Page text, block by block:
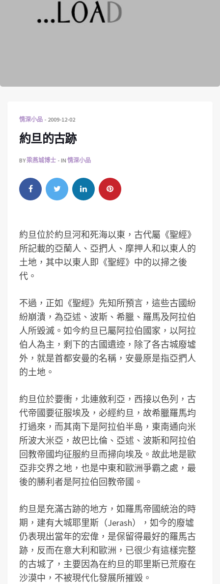
情深小品 2009-12-02
約旦的古跡
BY梁燕城博士 IN 情深小品
約旦位於約旦河和死海以東，古代屬《聖經》
所記載的亞蘭人、亞捫人、摩押人和以東人的
土地，其中以東人即《聖經》中的以掃之後
代。
不過，正如《聖經》先知所預言，這些古國紛
紛崩潰，為亞述、波斯、希臘、羅馬及阿拉伯
人所毀滅。如今約旦已屬阿拉伯國家，以阿拉
伯人為主，剩下的古國遺迹，除了各古城廢墟
外，就是首都安曼的名稱，安曼原是指亞捫人
的土地。
約旦位於要衝，北連敘利亞，西接以色列，古
代帝國要征服埃及，必經約旦，故希臘羅馬均
打過來，而其南下是阿拉伯半島，東南通向米
所波大米亞，故巴比倫、亞述、波斯和阿拉伯
回教帝國均征服約旦而掃向埃及。故此地是歐
亞非交界之地，也是中東和歐洲爭霸之處，最
後的勝利者是阿拉伯回教帝國。
約旦是充滿古跡的地方，如羅馬帝國統治的時
期，建有大城耶里斯（Jerash），如今的廢墟
仍表現出當年的宏偉，是保留得最好的羅馬古
跡，反而在意大利和歐洲，已很少有這樣完整
的古城了，主要因為在約旦的耶里斯已荒廢在
沙漠中，不被現代化發展所摧毀。